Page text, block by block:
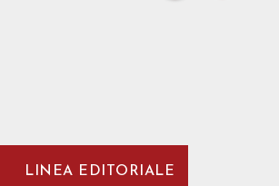
LINEA EDITORIALE